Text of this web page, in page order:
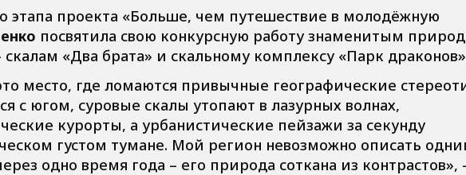
этапа проекта «Больше, чем путешествие в молодёжную
посвятила свою конкурсную работу знаменитым
«Два брата» и скальному комплексу «Парк
место, где ломаются привычные географические
с югом, суровые скалы утопают в лазурных волнах,
курорты, а урбанистические пейзажи за секунду
густом тумане. Мой регион невозможно описать
одно время года – его природа соткана из контрастов»,